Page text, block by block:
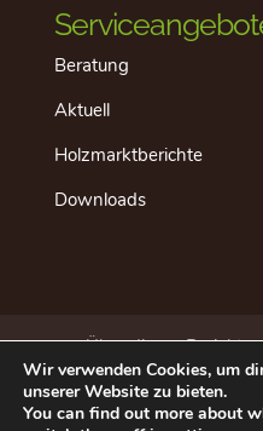
Beratung
Aktuell
Holzmarktberichte
Downloads
Über dieses Projekt
Aktuell
Beratung in Ihrer
Wir verwenden Cookies, um
unserer Website zu bieten.
You can find out more about